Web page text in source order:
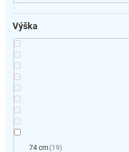
Výška
74 cm 19